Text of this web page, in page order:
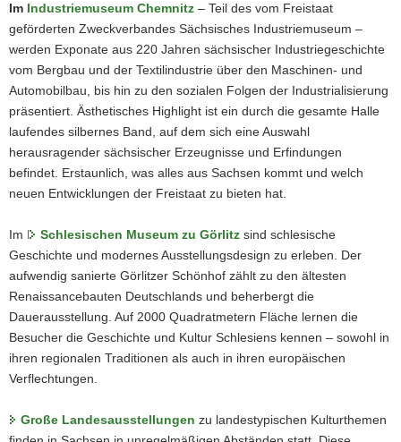
Im Industriemuseum Chemnitz – Teil des vom Freistaat
geförderten Zweckverbandes Sächsisches Industriemuseum –
werden Exponate aus 220 Jahren sächsischer Industriegeschichte
vom Bergbau und der Textilindustrie über den Maschinen- und
Automobilbau, bis hin zu den sozialen Folgen der Industrialisierung
präsentiert. Ästhetisches Highlight ist ein durch die gesamte Halle
laufendes silbernes Band, auf dem sich eine Auswahl
herausragender sächsischer Erzeugnisse und Erfindungen
befindet. Erstaunlich, was alles aus Sachsen kommt und welch
neuen Entwicklungen der Freistaat zu bieten hat.
Im Schlesischen Museum zu Görlitz sind schlesische
Geschichte und modernes Ausstellungsdesign zu erleben. Der
aufwendig sanierte Görlitzer Schönhof zählt zu den ältesten
Renaissancebauten Deutschlands und beherbergt die
Dauerausstellung. Auf 2000 Quadratmetern Fläche lernen die
Besucher die Geschichte und Kultur Schlesiens kennen – sowohl in
ihren regionalen Traditionen als auch in ihren europäischen
Verflechtungen.
Große Landesausstellungen zu landestypischen Kulturthemen